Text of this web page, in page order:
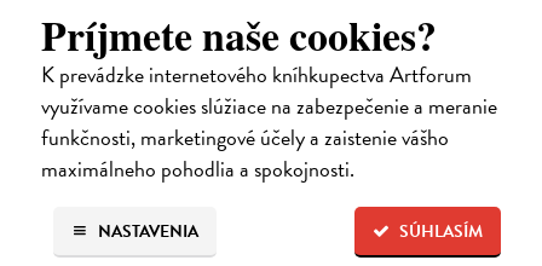
Príjmete naše cookies?
K prevádzke internetového kníhkupectva Artforum
využívame cookies slúžiace na zabezpečenie a meranie
funkčnosti, marketingové účely a zaistenie vášho
maximálneho pohodlia a spokojnosti.
SÚHLASÍM
NASTAVENIA
Město a jeho nejisté zdi
Murakami Haruki| Elektronická kniha
Město a jeho nejisté zdi – dlouho očekávaný román Harukiho
Murakamiho volně navazuje na autorovu starší novelu z roku 1980 a
tematicky se prolíná s jeho kultovním dílem Konec světa & Hard-